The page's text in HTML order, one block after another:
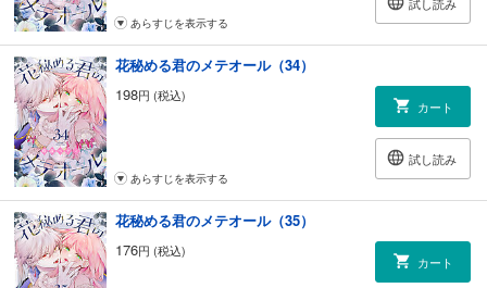
あらすじを表示する
花秘める君のメテオール（34）
198円 (税込)
カート
試し読み
あらすじを表示する
花秘める君のメテオール（35）
176円 (税込)
カート